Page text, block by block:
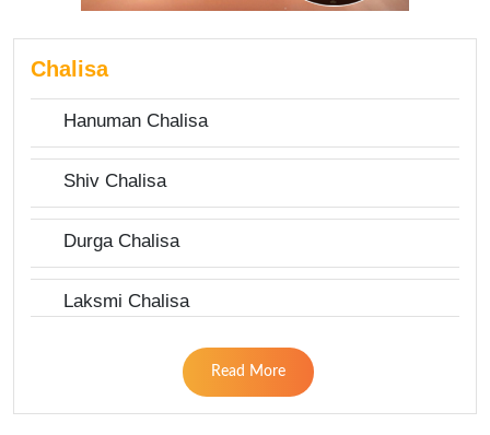
Chalisa
Hanuman Chalisa
Shiv Chalisa
Durga Chalisa
Laksmi Chalisa
Read More